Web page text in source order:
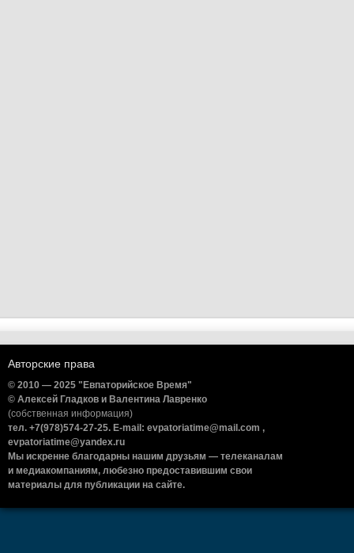
Авторские права
© 2010 — 2025 "Евпаторийское Время"
© Алексей Гладков и Валентина Лавренко
(собственная информация)
тел. +7(978)574-27-25. E-mail: evpatoriatime@mail.com ,
evpatoriatime@yandex.ru
Мы искренне благодарны нашим друзьям — телеканалам
и медиакомпаниям, любезно предоставившим свои
материалы для публикации на сайте.